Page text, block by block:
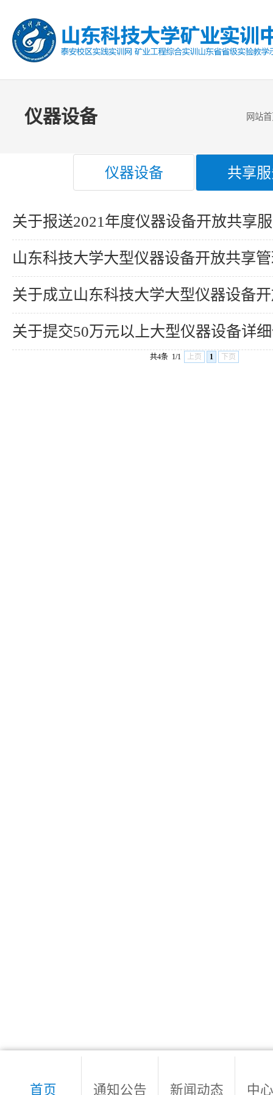
仪器设备 网站
仪器设备 共享
关于报送2021年度仪器设备开放共享服务收费标准申请的
山东科技大学大型仪器设备开放共享管理办法（试
关于成立山东科技大学大型仪器设备开放共享领导小组的
关于提交50万元以上大型仪器设备详细信息的
共4条 1/1 上页 1 下页
首页 通知公告 新闻动态 中